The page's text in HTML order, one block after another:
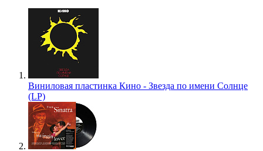
Виниловая пластинка Кино - Звезда по имени Солнце
(LP)